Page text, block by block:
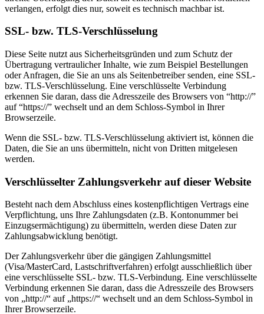
verlangen, erfolgt dies nur, soweit es technisch machbar ist.
SSL- bzw. TLS-Verschlüsselung
Diese Seite nutzt aus Sicherheitsgründen und zum Schutz der
Übertragung vertraulicher Inhalte, wie zum Beispiel Bestellungen
oder Anfragen, die Sie an uns als Seitenbetreiber senden, eine SSL-
bzw. TLS-Verschlüsselung. Eine verschlüsselte Verbindung
erkennen Sie daran, dass die Adresszeile des Browsers von “http://”
auf “https://” wechselt und an dem Schloss-Symbol in Ihrer
Browserzeile.
Wenn die SSL- bzw. TLS-Verschlüsselung aktiviert ist, können die
Daten, die Sie an uns übermitteln, nicht von Dritten mitgelesen
werden.
Verschlüsselter Zahlungsverkehr auf dieser Website
Besteht nach dem Abschluss eines kostenpflichtigen Vertrags eine
Verpflichtung, uns Ihre Zahlungsdaten (z.B. Kontonummer bei
Einzugsermächtigung) zu übermitteln, werden diese Daten zur
Zahlungsabwicklung benötigt.
Der Zahlungsverkehr über die gängigen Zahlungsmittel
(Visa/MasterCard, Lastschriftverfahren) erfolgt ausschließlich über
eine verschlüsselte SSL- bzw. TLS-Verbindung. Eine verschlüsselte
Verbindung erkennen Sie daran, dass die Adresszeile des Browsers
von „http://“ auf „https://“ wechselt und an dem Schloss-Symbol in
Ihrer Browserzeile.